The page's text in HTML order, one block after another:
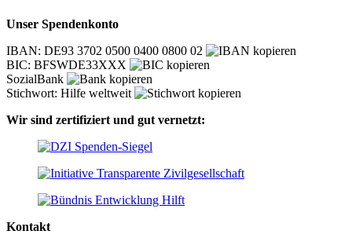
Unser Spendenkonto
IBAN: DE93 3702 0500 0400 0800 02
BIC: BFSWDE33XXX
SozialBank
Stichwort: Hilfe weltweit
Wir sind zertifiziert und gut vernetzt:
Kontakt